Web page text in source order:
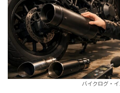
バイクログ・